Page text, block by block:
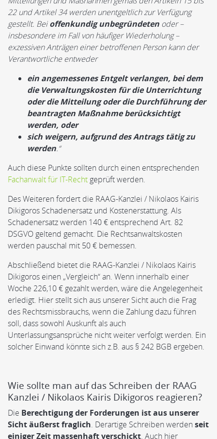
22 und Artikel 34 werden unentgeltlich zur Verfügung
gestellt. Beioffenkundig unbegründeten oder –
insbesondere im Fall von häufiger Wiederholung –
exzessiven Anträgen einer betroffenen Person kann der
Verantwortliche entweder
ein angemessenes Entgelt verlangen, bei dem
die Verwaltungskosten für die Unterrichtung
oder die Mitteilung oder die Durchführung der
beantragten Maßnahme berücksichtigt
werden, oder
sich weigern, aufgrund des Antrags tätig zu
werden.“
Auch diese Punkte sollten durch einen entsprechenden
Fachanwalt für IT-Recht geprüft werden.
Des Weiteren fordert die RAAG-Kanzlei / Nikolaos Kairis
Dikigoros Schadenersatz und Kostenerstattung. Als
Schadenersatz werden 140 € entsprechend Art. 82
DSGVO geltend gemacht. Die Rechtsanwaltskosten
werden pauschal mit 50 € bemessen.
Abschließend bietet die RAAG-Kanzlei / Nikolaos Kairis
Dikigoros einen „Vergleich“ an. Wenn innerhalb einer
Woche 226,10 € gezahlt werden, wäre die Angelegenheit
erledigt. Hier stellt sich aus unserer Sicht auch die Frag
des Rechtsmissbrauchs, wenn die Zahlung dazu führen
soll, dass sowohl Auskunft als auch
Unterlassungsansprüche nicht weiter verfolgt werden. Ein
solcher Einwand könnte sich z.B. aus § 242 BGB ergeben.
Wie sollte man auf das Schreiben der RAAG
Kanzlei / Nikolaos Kairis Dikigoros reagieren?
Die Berechtigung der Forderungen ist aus unserer
Sicht äußerst fraglich. Derartige Schreiben werden seit
einiger Zeit massenhaft verschickt. Auch hier